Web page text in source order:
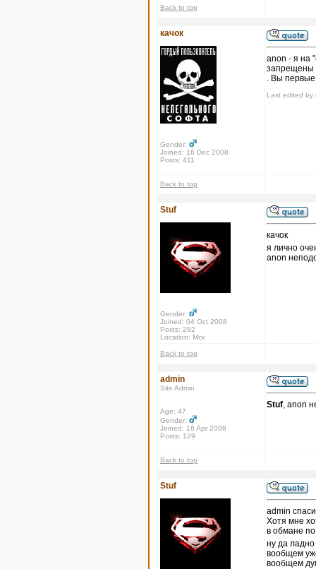
Back to top
качок
Gender:
Joined: 16 Dec 2008
Posts: 411
anon - я на
запрещены
. Вы первые
Last edited by
Back to top
Stuf
Gender:
Joined: 04 Oct 2008
Posts: 292
Location: Мск
качок
я лично
anon
Back to top
admin
Site Admin
Age: 47
Gender:
Joined: 16 Apr 2008
Posts: 129
Stuf, anon
Back to top
Stuf
admin
Хотя мне
в обмане
ну да ладно
вообщем
вообщем